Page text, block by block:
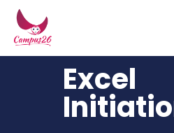
Excel